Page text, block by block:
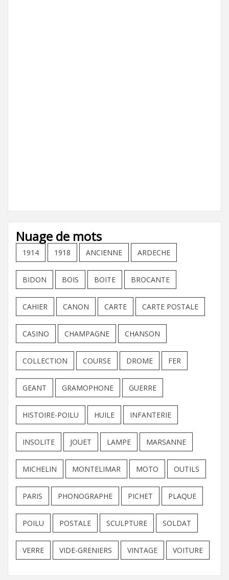
Nuage de mots
1914 1918 ANCIENNE ARDECHE
BIDON BOIS BOITE BROCANTE
CAHIER CANON CARTE CARTE POSTALE
CASINO CHAMPAGNE CHANSON
COLLECTION COURSE DROME FER
GEANT GRAMOPHONE GUERRE
HISTOIRE-POILU HUILE INFANTERIE
INSOLITE JOUET LAMPE MARSANNE
MICHELIN MONTELIMAR MOTO OUTILS
PARIS PHONOGRAPHE PICHET PLAQUE
POILU POSTALE SCULPTURE SOLDAT
VERRE VIDE-GRENIERS VINTAGE VOITURE